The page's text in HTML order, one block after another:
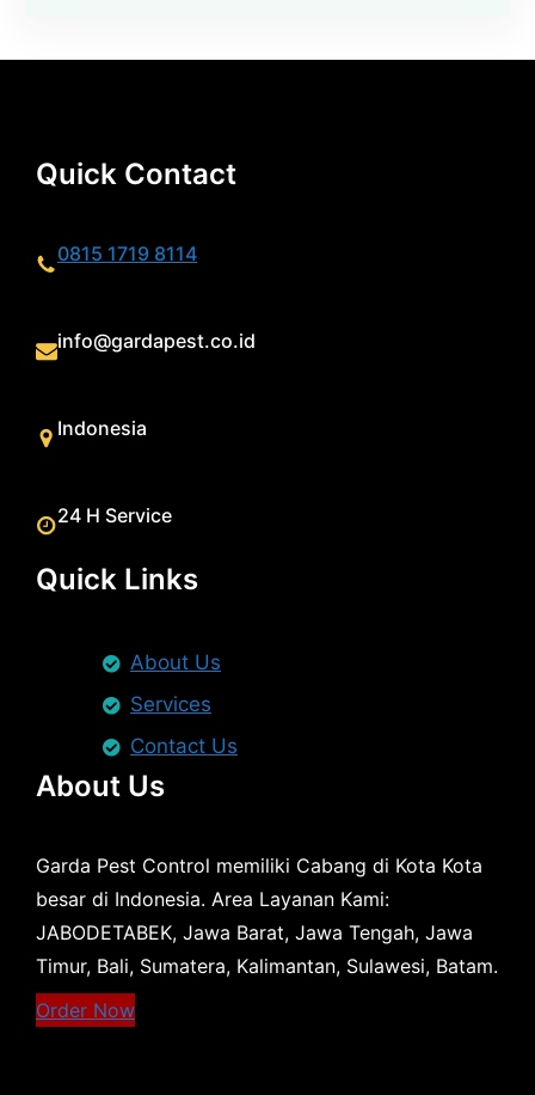
Quick Contact
0815 1719 8114
info@gardapest.co.id
Indonesia
24 H Service
Quick Links
About Us
Services
Contact Us
About Us
Garda Pest Control memiliki Cabang di Kota Kota
besar di Indonesia. Area Layanan Kami:
JABODETABEK, Jawa Barat, Jawa Tengah, Jawa
Timur, Bali, Sumatera, Kalimantan, Sulawesi, Batam.
Order Now